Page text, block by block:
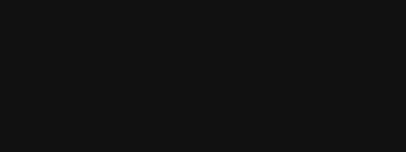
подтверждено официальными сертификатами. Это позволяет
мыть с использованием бытовой химии и дезинфицирующих
кабели, трубы и вентиляционные короба, сохраняя